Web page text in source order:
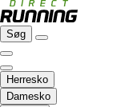
Søg
Herresko
Damesko